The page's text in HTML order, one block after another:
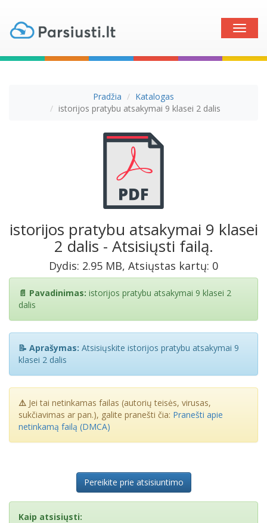
Toggle
Pradžia
Katalogas
istorijos pratybu atsakymai 9 klasei 2 dalis
istorijos pratybu atsakymai 9 klasei
2 dalis - Atsisiųsti failą.
Dydis: 2.95 MB, Atsiųstas kartų: 0
📄 Pavadinimas: istorijos pratybu atsakymai 9 klasei 2
dalis
📝 Aprašymas: Atsisiųskite istorijos pratybu atsakymai 9
klasei 2 dalis
⚠️ Jei tai netinkamas failas (autorių teisės, virusas,
sukčiavimas ar pan.), galite pranešti čia: Pranešti apie
netinkamą failą (DMCA)
Pereikite prie atsisiuntimo
Kaip atsisiųsti: